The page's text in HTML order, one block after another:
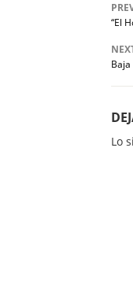
“El
Lo